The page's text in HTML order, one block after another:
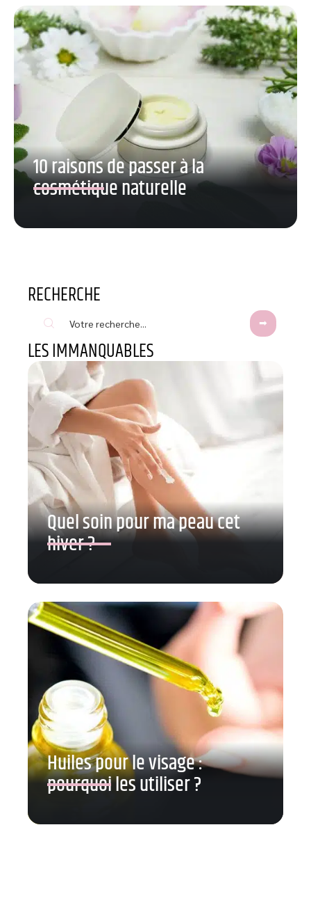
10 raisons de passer à la
cosmétique naturelle
RECHERCHE
LES IMMANQUABLES
Quel soin pour ma peau cet
hiver ?
Huiles pour le visage :
pourquoi les utiliser ?